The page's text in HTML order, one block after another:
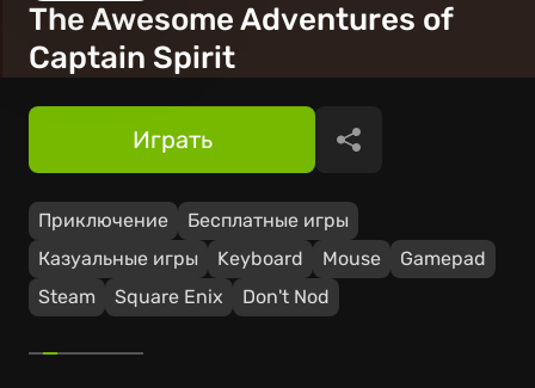
The Awesome Adventures of
Captain Spirit
Приключение
Бесплатные игры
Казуальные игры
Keyboard Mouse
Gamepad
Steam
Square Enix Don't Nod
Играть Поделиться